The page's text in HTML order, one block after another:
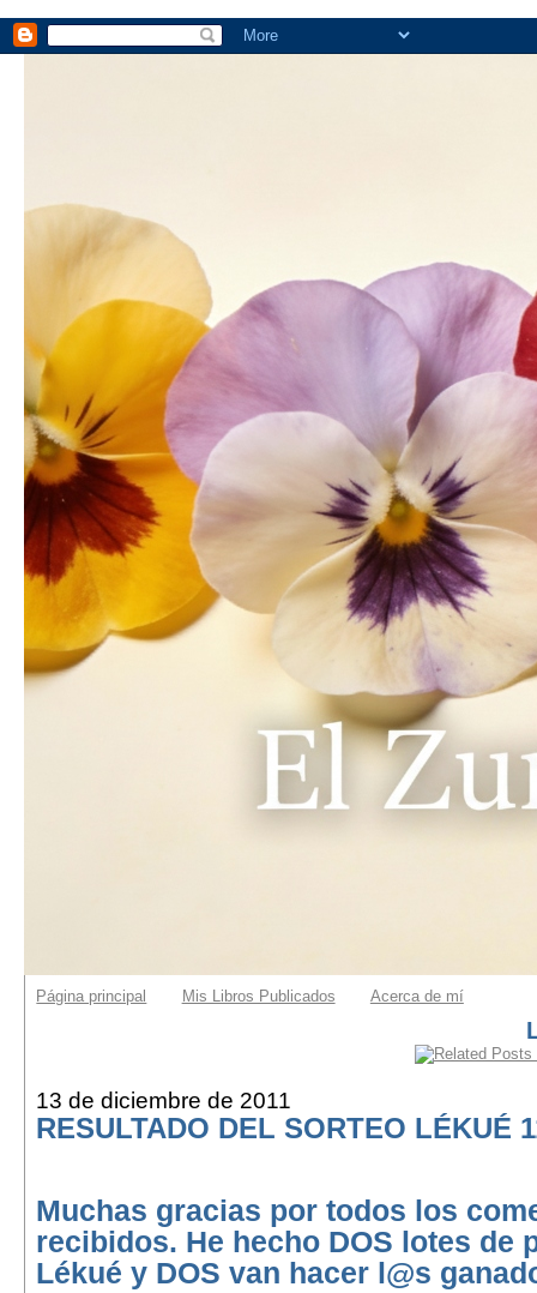
Página principal Mis Libros Publicados Acerca de mí
13 de diciembre de 2011
RESULTADO DEL SORTEO LÉKUÉ
Muchas gracias por todos los
recibidos. He hecho DOS lotes de
Lékué y DOS van hacer l@s